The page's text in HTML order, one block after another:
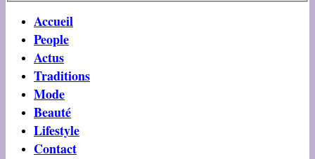
Accueil
People
Actus
Traditions
Mode
Beauté
Lifestyle
Contact